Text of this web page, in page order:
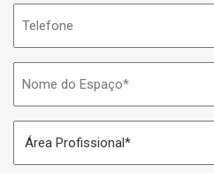
do
Espaço
Profissional
*